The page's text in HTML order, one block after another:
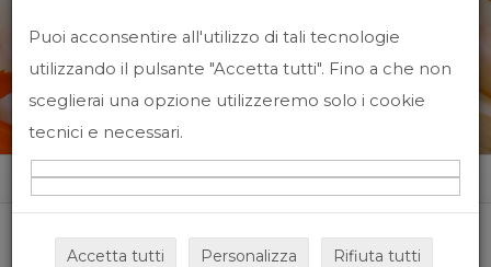
News&Events
Home News&events
Puoi acconsentire all'utilizzo di tali tecnologie
utilizzando il pulsante "Accetta tutti". Fino a che non
sceglierai una opzione utilizzeremo solo i cookie
tecnici e necessari.
Accetta tutti Personalizza Rifiuta tutti